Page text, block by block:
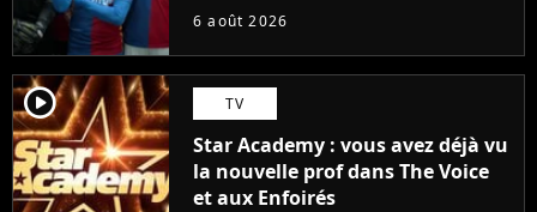
6 août 2026
player2 TV
Star Academy : vous avez déjà vu
la nouvelle prof dans The Voice
et aux Enfoirés